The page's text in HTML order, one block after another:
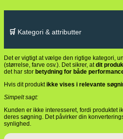
🛒 Kategori & attributter
Det er vigtigt at vælge den rigtige kategori,
(størrelse, farve osv.). Det sikrer, atdit
det har stor betydning for både
Hvis dit produktikke vises i relevante
Simpelt sagt:
Kunden er ikke interesseret, fordi produktet
deres søgning. Det påvirker din
synlighed.